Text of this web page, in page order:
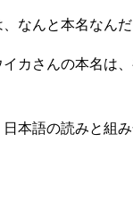
なんと本名なんだ
カさんの本名は
本語の読みと組